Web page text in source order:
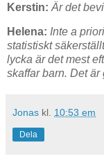
Kerstin: Är det
Helena: Inte a
statistiskt
lycka är det mest
skaffar barn. Det
Jonas kl. 10:53 em
Dela